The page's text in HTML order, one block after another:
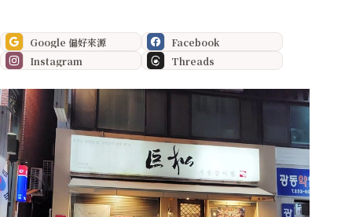
Google 偏好來源
Facebook
Instagram
Threads